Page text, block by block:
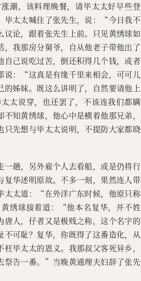
潮，该料理晚餐，请毕太太好早些登
毕太太喊住了张先生，说：“今日我不
论，跟着张先生上前。只见黄绣球如
我那房分舅爷，自从他老子带他出了
己说吃过苦，倒还积得几个钱，或者
说：“这真是有缘千里来相会，可可儿
姊妹。既这么讲明了，自然要请他上
太说穿，也还罢了，不该连我们都瞒
知黄绣球，他心中是横着他那兄弟，
先想与毕太太说明，不提防大家都晓
趟，另外雇个人去看船，或是仍将行
华述明原故。不多一刻，果然连人带
太太道：“在外洋广东时候，他原只称
绣球接着道：“他本名复华，并不姓
人，仔者又是极贱之称，这个名字的
可耻？复华，你既得了这番造化，从
毕太太的恩义。我那叔父客死异乡，
祭告一番。”当晚黄通理夫妇辞了张先